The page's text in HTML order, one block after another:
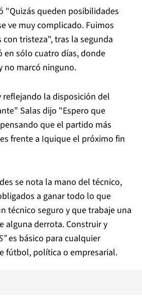
"Quizás queden posibilidades
ve muy complicado. Fuimos
tristeza", tras la segunda
en sólo cuatro días, donde
no marcó ninguno.
reflejando la disposición del
Salas dijo "Espero que
que el partido más
frente a Iquique el próximo fin
se nota la mano del técnico,
a ganar todo lo que
técnico seguro y que trabaje una
alguna derrota. Construir y
es básico para cualquier
fútbol, política o empresarial.